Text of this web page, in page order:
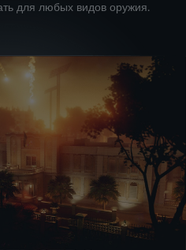
для любых видов оружия.